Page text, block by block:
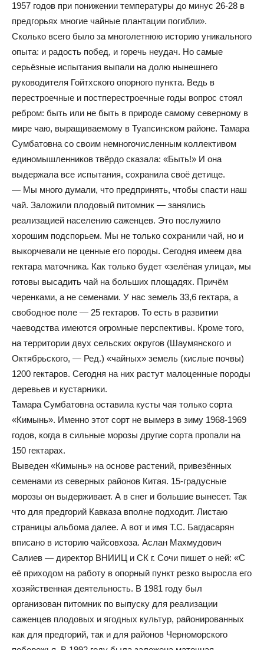
1957 годов при понижении температуры до минус 26-28 в
предгорьях многие чайные плантации погибли».
Сколько всего было за многолетнюю историю уникального
опыта: и радость побед, и горечь неудач. Но самые
серьёзные испытания выпали на долю нынешнего
руководителя Гойтхского опорного пункта. Ведь в
перестроечные и постперестроечные годы вопрос стоял
ребром: быть или не быть в природе самому северному в
мире чаю, выращиваемому в Туапсинском районе. Тамара
Сумбатовна со своим немногочисленным коллективом
единомышленников твёрдо сказала: «Быть!» И она
выдержала все испытания, сохранила своё детище.
— Мы много думали, что предпринять, чтобы спасти наш
чай. Заложили плодовый питомник — занялись
реализацией населению саженцев. Это послужило
хорошим подспорьем. Мы не только сохранили чай, но и
выкорчевали не ценные его породы. Сегодня имеем два
гектара маточника. Как только будет «зелёная улица», мы
готовы высадить чай на больших площадях. Причём
черенками, а не семенами. У нас земель 33,6 гектара, а
свободное поле — 25 гектаров. То есть в развитии
чаеводства имеются огромные перспективы. Кроме того,
на территории двух сельских округов (Шаумянского и
Октябрьского, — Ред.) «чайных» земель (кислые почвы)
1200 гектаров. Сегодня на них растут малоценные породы
деревьев и кустарники.
Тамара Сумбатовна оставила кусты чая только сорта
«Кимынь». Именно этот сорт не вымерз в зиму 1968-1969
годов, когда в сильные морозы другие сорта пропали на
150 гектарах.
Выведен «Кимынь» на основе растений, привезённых
семенами из северных районов Китая. 15-градусные
морозы он выдерживает. А в снег и большие вынесет. Так
что для предгорий Кавказа вполне подходит. Листаю
страницы альбома далее. А вот и имя Т.С. Багдасарян
вписано в историю чайсовхоза. Аслан Махмудович
Салиев — директор ВНИИЦ и СК г. Сочи пишет о ней: «С
её приходом на работу в опорный пункт резко выросла его
хозяйственная деятельность. В 1981 году был
организован питомник по выпуску для реализации
саженцев плодовых и ягодных культур, районированных
как для предгорий, так и для районов Черноморского